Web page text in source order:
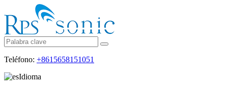
Teléfono: +8615658151051
Idioma